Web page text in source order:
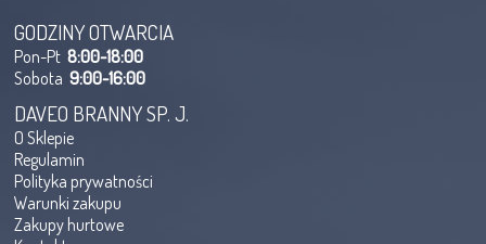
GODZINY OTWARCIA
Pon-Pt8:00-18:00
Sobota9:00-16:00
DAVEO BRANNY SP. J.
O Sklepie
Regulamin
Polityka prywatności
Warunki zakupu
Zakupy hurtowe